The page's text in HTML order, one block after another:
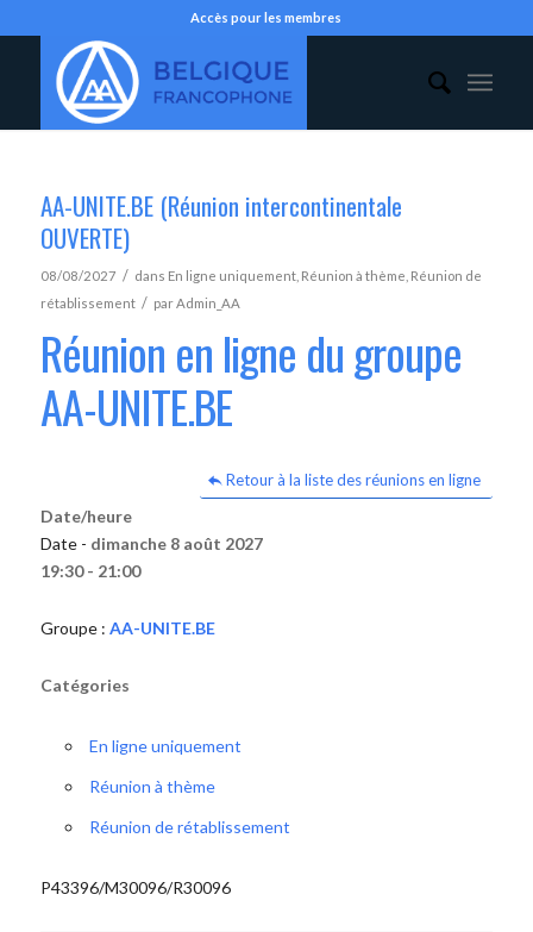
Accès pour les membres
AA-UNITE.BE (Réunion intercontinentale
OUVERTE)
08/08/2027 / dans En ligne uniquement, Réunion à thème Réunion de
rétablissement / parAdmin_AA
Réunion en ligne du groupe
AA-UNITE.BE
Retour à la liste des réunions en ligne
Date/heure
Date - dimanche 8 août 2027
19:30 - 21:00
Groupe : AA-UNITE.BE
Catégories
En ligne uniquement
Réunion à thème
Réunion de rétablissement
P43396/M30096/R30096